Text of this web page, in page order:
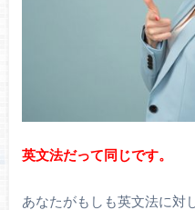
英文法だって同じです。
あなたがもしも英文法に対